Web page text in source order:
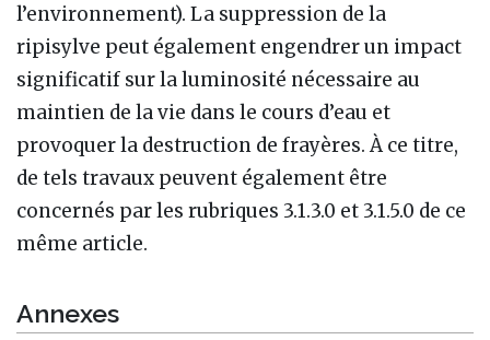
l’environnement). La suppression de la
ripisylve peut également engendrer un impact
significatif sur la luminosité nécessaire au
maintien de la vie dans le cours d’eau et
provoquer la destruction de frayères. À ce titre,
de tels travaux peuvent également être
concernés par les rubriques 3.1.3.0 et 3.1.5.0 de ce
même article.
Annexes